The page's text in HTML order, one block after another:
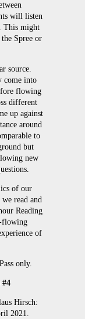
will listen
This might
Spree or
source.
come into
flowing
different
up against
around
to
but
new
of our
read and
Reading
flowing
of
only.
#4
Hirsch:
2021.